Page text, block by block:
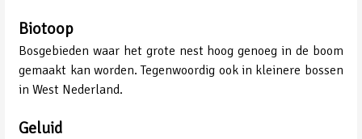
Biotoop
Bosgebieden waar het grote nest hoog genoeg in de boom
gemaakt kan worden. Tegenwoordig ook in kleinere bossen
in West Nederland.
Geluid